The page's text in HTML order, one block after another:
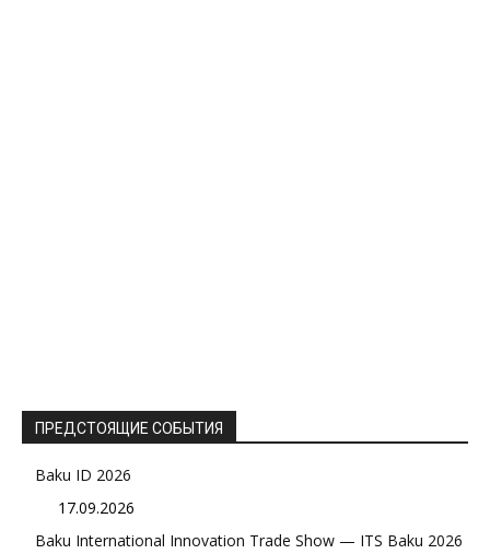
ПРЕДСТОЯЩИЕ СОБЫТИЯ
Baku ID 2026
17.09.2026
Baku International Innovation Trade Show — ITS Baku 2026